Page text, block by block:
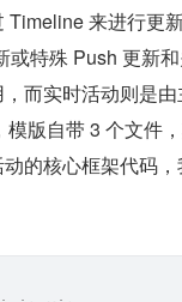
Timeline 来进行更
或特殊 Push 更新
而实时活动则是由
模版自带 3 个文件
的核心框架代码